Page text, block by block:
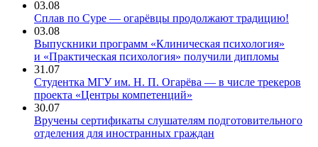
03.08
Сплав по Суре — огарёвцы продолжают традицию!
03.08
Выпускники программ «Клиническая психология»
и «Практическая психология» получили дипломы
31.07
Студентка МГУ им. Н. П. Огарёва — в числе трекеров
проекта «Центры компетенций»
30.07
Вручены сертификаты слушателям подготовительного
отделения для иностранных граждан